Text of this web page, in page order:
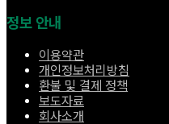
정보 안내
이용약관
개인정보처리방침
환불 및 결제 정책
보도자료
회사소개